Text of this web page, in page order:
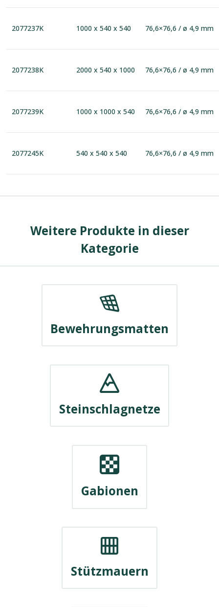
2077237K 1000 x 540 x 540 76,6×76,6 / ø 4,9 mm
2077238K 2000 x 540 x 1000 76,6×76,6 / ø 4,9 mm
2077239K 1000 x 1000 x 540 76,6×76,6 / ø 4,9 mm
2077245K 540 x 540 x 540 76,6×76,6 / ø 4,9 mm
Weitere Produkte in dieser
Kategorie
Bewehrungsmatten
Steinschlagnetze
Gabionen
Stützmauern